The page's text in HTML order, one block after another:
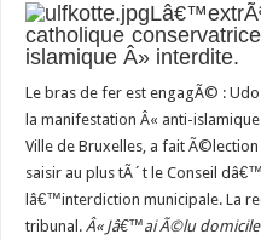
catholique
islamique Â» interdite.
Le bras de fer est engagÃ© :
la manifestation Â« anti-
Ville de Bruxelles, a fait
saisir au plus tÃ´t le Conseil
lâ€™interdiction municipale. La
tribunal. Â« Jâ€™ai Ã©lu